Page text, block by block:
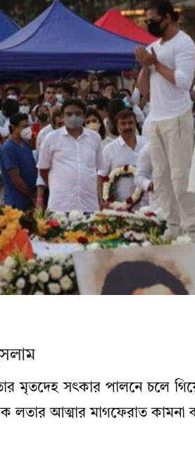
মৃতদেহ সৎকার পালনে চলে
লতার আত্মার মাগফেরাত কামনা